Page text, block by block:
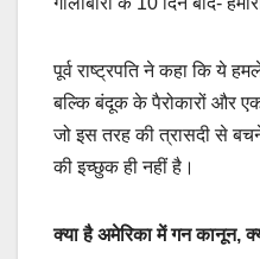
पूर्व राष्ट्रपति ने कहा कि ये
बल्कि बंदूक के पैरोकारों और
जो इस तरह की त्रासदी से
की इच्छुक ही नहीं है।
क्या है अमेरिका में गन कानून,